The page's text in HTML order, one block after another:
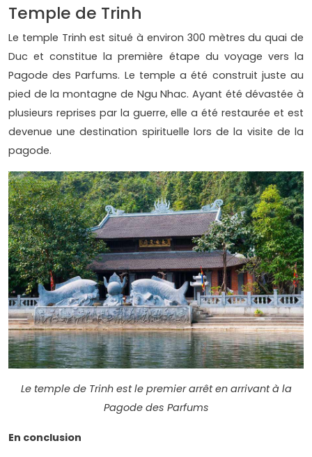
Temple de Trinh
Le temple Trinh est situé à environ 300 mètres du quai de
Duc et constitue la première étape du voyage vers la
Pagode des Parfums. Le temple a été construit juste au
pied de la montagne de Ngu Nhac. Ayant été dévastée à
plusieurs reprises par la guerre, elle a été restaurée et est
devenue une destination spirituelle lors de la visite de la
pagode.
Le temple de Trinh est le premier arrêt en arrivant à la
Pagode des Parfums
En conclusion